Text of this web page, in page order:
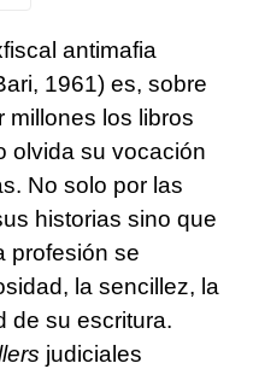
antimafia
1961) es, sobre
los libros
olvida su vocación
No solo por las
historias sino que
profesión se
la sencillez, la
de su escritura.
judiciales